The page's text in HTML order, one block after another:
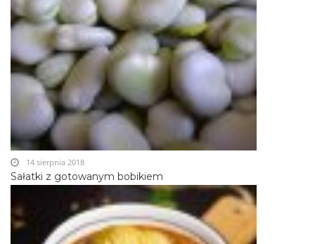
Sałatki z gotowanym bobikiem
14 sierpnia 2018